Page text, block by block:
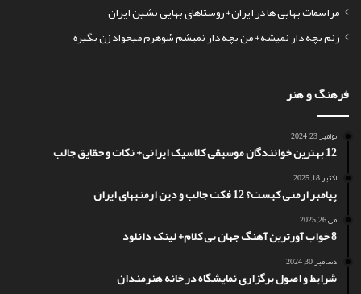
مراسمات بهایی ها در ایران+ روستاهای بهایی نشین ایران
زنم بچه دار نمیشه+ من بچه دار نمیشم شوهرم میخواد زن بگیره
فرهنگ و هنر
نوامبر 23, 2024
12 بهترین خوانندگان موسیقی کلاسیک ایرانی+ نکات و حقایق جالب
اکتبر 18, 2025
پیامبر ارمنی کیست؟ 12 فکت جالب و دین ارمنیهای ایران
می 26, 2025
8 خواب آورترین آهنگ جهان بی کلام+ لینک دانلود
دسامبر 30, 2024
شرایط و اصول برگزاری نمایشگاه در خانه هنرمندان